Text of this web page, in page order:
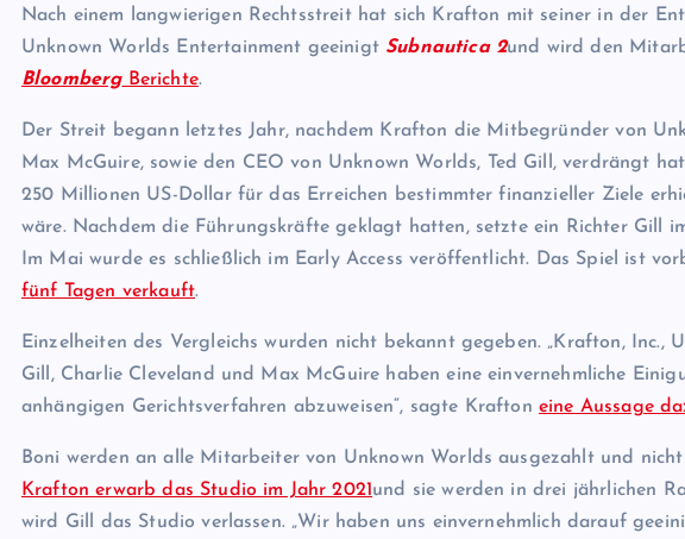
Nach einem langwierigen Rechtsstreit hat sich Krafton mit seiner in der
Unknown Worlds Entertainment geeinigt Subnautica 2und wird den
BloombergBerichte.
Der Streit begann letztes Jahr, nachdem Krafton die Mitbegründer von
Max McGuire, sowie den CEO von Unknown Worlds, Ted Gill, verdrängt
250 Millionen US-Dollar für das Erreichen bestimmter finanzieller Ziele
wäre. Nachdem die Führungskräfte geklagt hatten, setzte ein Richter Gill
Im Mai wurde es schließlich im Early Access veröffentlicht. Das Spiel ist
fünf Tagen verkauft.
Einzelheiten des Vergleichs wurden nicht bekannt gegeben. „Krafton, Inc.,
Gill, Charlie Cleveland und Max McGuire haben eine einvernehmliche
anhängigen Gerichtsverfahren abzuweisen“, sagte Krafton eine Aussage
Boni werden an alle Mitarbeiter von Unknown Worlds ausgezahlt und
Krafton erwarb das Studio im Jahr 2021und sie werden in drei jährlichen
wird Gill das Studio verlassen. „Wir haben uns einvernehmlich darauf